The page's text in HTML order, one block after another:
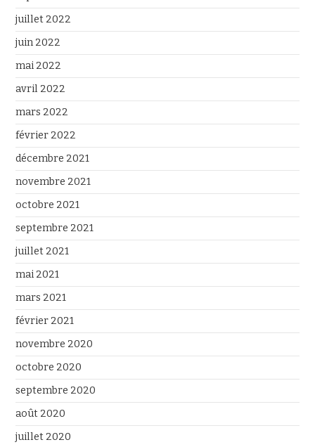
juillet 2022
juin 2022
mai 2022
avril 2022
mars 2022
février 2022
décembre 2021
novembre 2021
octobre 2021
septembre 2021
juillet 2021
mai 2021
mars 2021
février 2021
novembre 2020
octobre 2020
septembre 2020
août 2020
juillet 2020